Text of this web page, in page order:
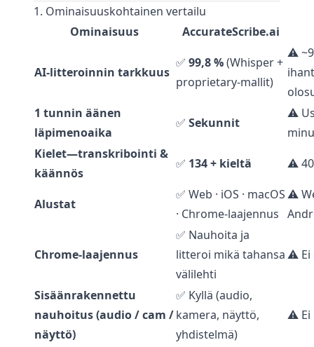
1. Ominaisuuskohtainen vertailu
Ominaisuus
AccurateScribe.ai
AI-litteroinnin tarkkuus
✅ 99,8 %(Whisper +
proprietary-mallit)
⚠️
1 tunnin äänen
läpimenoaika
✅ Sekunnit
⚠️
Kielet—transkribointi &
käännös
✅ 134 + kieltä ⚠️
Alustat
✅ Web · iOS · macOS
· Chrome-laajennus
⚠️
Chrome-laajennus
✅ Nauhoita ja
litteroi mikä tahansa
välilehti
⚠️ Ei
Sisäänrakennettu
nauhoitus (audio / cam /
näyttö)
✅ Kyllä (audio,
kamera, näyttö,
yhdistelmä)
⚠️ Ei